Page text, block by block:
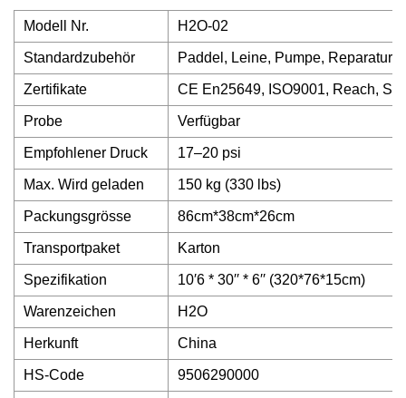
Modell Nr. H2O-02
Standardzubehör Paddel, Leine, Pumpe,
Zertifikate CE En25649, ISO9001, Reach,
Probe Verfügbar
Empfohlener Druck 17–20 psi
Max. Wird geladen 150 kg (330 lbs)
Packungsgrösse 86cm*38cm*26cm
Transportpaket Karton
Spezifikation 10′6 * 30′′ * 6′′ (320*76*15cm)
Warenzeichen H2O
Herkunft China
HS-Code 9506290000